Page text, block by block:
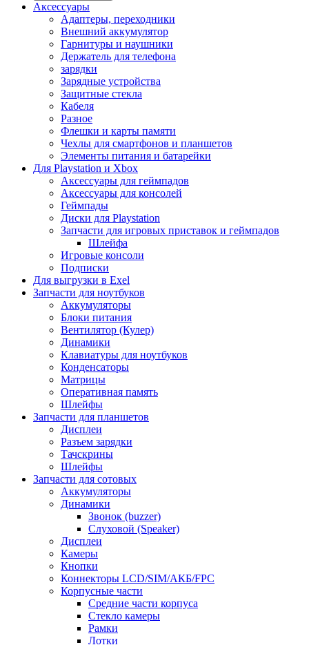
Аксессуары
Адаптеры, переходники
Внешний аккумулятор
Гарнитуры и наушники
Держатель для телефона
зарядки
Зарядные устройства
Защитные стекла
Кабеля
Разное
Флешки и карты памяти
Чехлы для смартфонов и планшетов
Элементы питания и батарейки
Для Playstation и Xbox
Аксессуары для геймпадов
Аксессуары для консолей
Геймпады
Диски для Playstation
Запчасти для игровых приставок и геймпадов
Шлейфа
Игровые консоли
Подписки
Для выгрузки в Exel
Запчасти для ноутбуков
Аккумуляторы
Блоки питания
Вентилятор (Кулер)
Динамики
Клавиатуры для ноутбуков
Конденсаторы
Матрицы
Оперативная память
Шлейфы
Запчасти для планшетов
Дисплеи
Разъем зарядки
Тачскрины
Шлейфы
Запчасти для сотовых
Аккумуляторы
Динамики
Звонок (buzzer)
Слуховой (Speaker)
Дисплеи
Камеры
Кнопки
Коннекторы LCD/SIM/АКБ/FPC
Корпусные части
Средние части корпуса
Стекло камеры
Рамки
Лотки